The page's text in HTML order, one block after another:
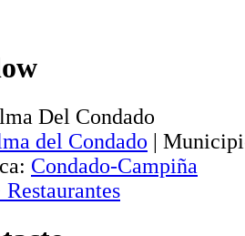
Del Condado
del Condado |
Condado-Campiña
Restaurantes